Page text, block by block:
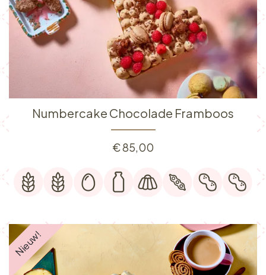
Numbercake Chocolade Framboos
€85,00
Nieuw!